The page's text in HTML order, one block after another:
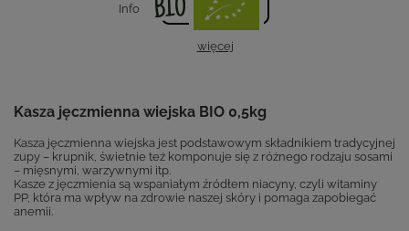
Info
więcej
Kasza jęczmienna wiejska BIO 0,5kg
Kasza jęczmienna wiejska jest podstawowym składnikiem tradycyjnej
zupy – krupnik, świetnie też komponuje się z różnego rodzaju sosami
– mięsnymi, warzywnymi itp.
Kasze z jęczmienia są wspaniałym źródłem niacyny, czyli witaminy
PP, która ma wpływ na zdrowie naszej skóry i pomaga zapobiegać
anemii.